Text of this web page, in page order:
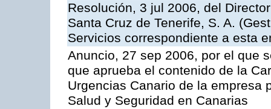
Resolución, 3 jul 2006, del
Santa Cruz de Tenerife, S. A.
Servicios correspondiente a esta
Anuncio, 27 sep 2006, por el que
que aprueba el contenido de la
Urgencias Canario de la empresa
Salud y Seguridad en Canarias